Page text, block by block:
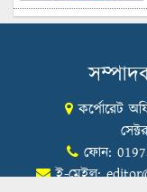
কর্পোরেট
ফোন:
ই-মেইল: